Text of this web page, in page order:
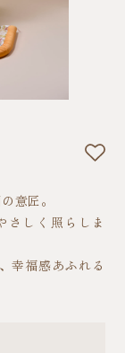
意匠。
さしく照らしま
幸福感あふれる